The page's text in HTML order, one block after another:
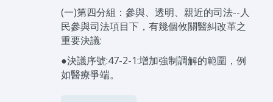
(一)第四分組：參與、透明、親近的司法--人
民參與司法項目下，有幾個攸關醫糾改革之
重要決議:
●決議序號:47-2-1:增加強制調解的範圍，例
如醫療爭端。